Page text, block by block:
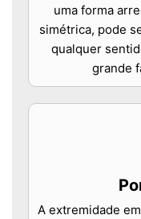
uma forma
simétrica, pode
qualquer
grande
A extremidade